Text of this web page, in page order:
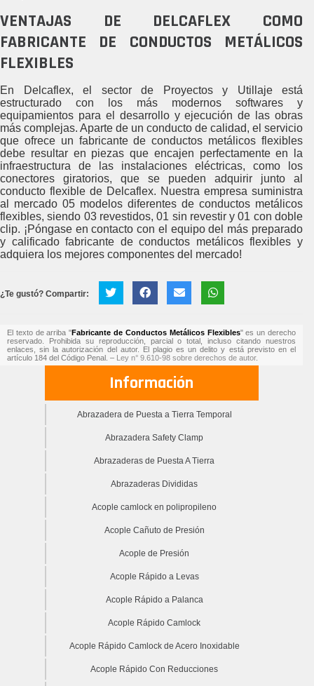
VENTAJAS DE DELCAFLEX COMO
FABRICANTE DE CONDUCTOS METÁLICOS
FLEXIBLES
En Delcaflex, el sector de Proyectos y Utillaje está
estructurado con los más modernos softwares y
equipamientos para el desarrollo y ejecución de las obras
más complejas. Aparte de un conducto de calidad, el servicio
que ofrece un fabricante de conductos metálicos flexibles
debe resultar en piezas que encajen perfectamente en la
infraestructura de las instalaciones eléctricas, como los
conectores giratorios, que se pueden adquirir junto al
conducto flexible de Delcaflex. Nuestra empresa suministra
al mercado 05 modelos diferentes de conductos metálicos
flexibles, siendo 03 revestidos, 01 sin revestir y 01 con doble
clip. ¡Póngase en contacto con el equipo del más preparado
y calificado fabricante de conductos metálicos flexibles y
adquiera los mejores componentes del mercado!
¿Te gustó? Compartir:
El texto de arriba "Fabricante de Conductos Metálicos Flexibles" es un derecho
reservado. Prohibida su reproducción, parcial o total, incluso citando nuestros
enlaces, sin la autorización del autor. El plagio es un delito y está previsto en el
artículo 184 del Código Penal. – Ley n° 9.610-98 sobre derechos de autor.
Información
Abrazadera de Puesta a Tierra Temporal
Abrazadera Safety Clamp
Abrazaderas de Puesta A Tierra
Abrazaderas Divididas
Acople camlock en polipropileno
Acople Cañuto de Presión
Acople de Presión
Acople Rápido a Levas
Acople Rápido a Palanca
Acople Rápido Camlock
Acople Rápido Camlock de Acero Inoxidable
Acople Rápido Con Reducciones